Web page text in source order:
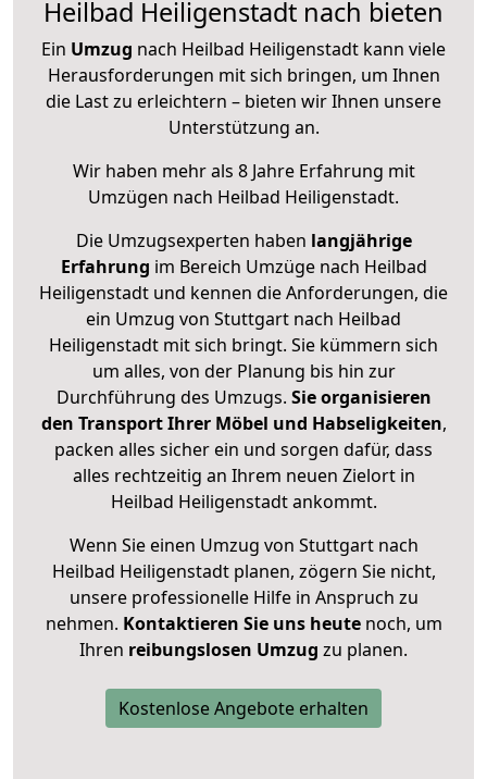
Heilbad Heiligenstadt nach bieten
Ein Umzug nach Heilbad Heiligenstadt kann viele
Herausforderungen mit sich bringen, um Ihnen
die Last zu erleichtern – bieten wir Ihnen unsere
Unterstützung an.
Wir haben mehr als 8 Jahre Erfahrung mit
Umzügen nach Heilbad Heiligenstadt.
Die Umzugsexperten haben langjährige
Erfahrung im Bereich Umzüge nach Heilbad
Heiligenstadt und kennen die Anforderungen, die
ein Umzug von Stuttgart nach Heilbad
Heiligenstadt mit sich bringt. Sie kümmern sich
um alles, von der Planung bis hin zur
Durchführung des Umzugs. Sie organisieren
den Transport Ihrer Möbel und Habseligkeiten,
packen alles sicher ein und sorgen dafür, dass
alles rechtzeitig an Ihrem neuen Zielort in
Heilbad Heiligenstadt ankommt.
Wenn Sie einen Umzug von Stuttgart nach
Heilbad Heiligenstadt planen, zögern Sie nicht,
unsere professionelle Hilfe in Anspruch zu
nehmen. Kontaktieren Sie uns heutenoch, um
Ihren reibungslosen Umzug zu planen.
Kostenlose Angebote erhalten